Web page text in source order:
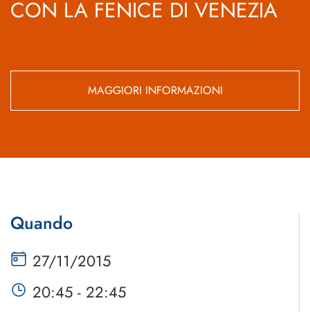
CON LA FENICE DI VENEZIA
MAGGIORI INFORMAZIONI
Quando
27/11/2015
20:45 - 22:45